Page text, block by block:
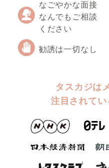
なごやかな面接
なんでもご相談
ください
勧誘は一切なし
タスカジは
注目されて